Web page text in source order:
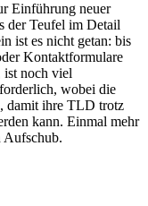
Einführung neuer
der Teufel im Detail
ist es nicht getan: bis
Kontaktformulare
ist noch viel
wobei die
damit ihre TLD trotz
kann. Einmal mehr
Aufschub.